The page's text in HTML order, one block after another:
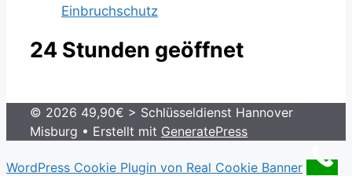
Einbruchschutz
24 Stunden geöffnet
© 2026 49,90€ > Schlüsseldienst Hannover
Misburg • Erstellt mit GeneratePress
WordPress Cookie Plugin von Real Cookie Banner